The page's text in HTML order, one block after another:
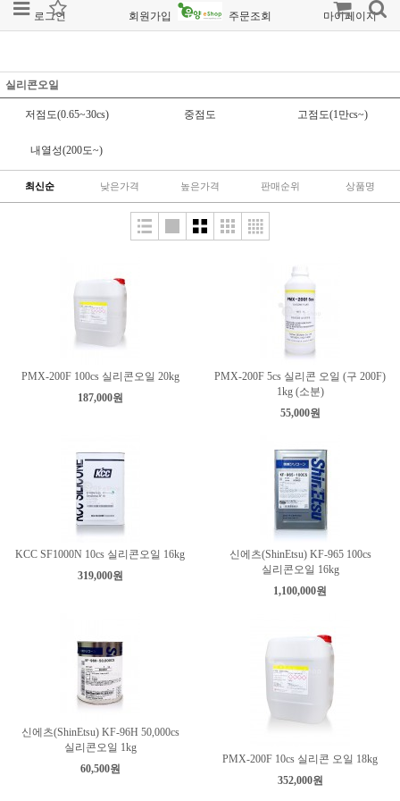
로그인 회원가입 주문조회 마이페이지
실리콘오일
저점도(0.65~30cs) 중점도 고점도(1만cs~)
내열성(200도~)
최신순 낮은가격 높은가격 판매순위 상품명
PMX-200F 100cs 실리콘오일 20kg
187,000원
PMX-200F 5cs 실리콘 오일 (구 200F)
1kg (소분)
55,000원
KCC SF1000N 10cs 실리콘오일 16kg
319,000원
신에츠(ShinEtsu) KF-965 100cs
실리콘오일 16kg
1,100,000원
신에츠(ShinEtsu) KF-96H 50,000cs
실리콘오일 1kg
60,500원
PMX-200F 10cs 실리콘 오일 18kg
352,000원